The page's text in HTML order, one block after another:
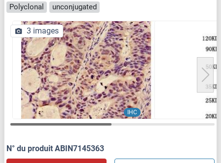
Polyclonal
unconjugated
IHC
3 images
N° du produit ABIN7145363